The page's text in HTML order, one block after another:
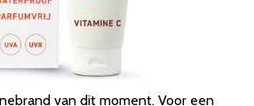
van dit moment. Voor een